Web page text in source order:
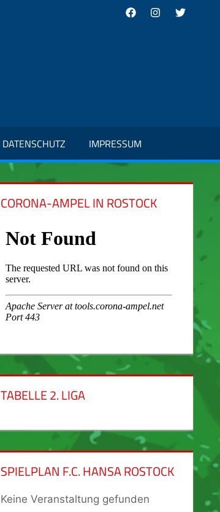
FacebookInstagram
Twitter
DATENSCHUTZ IMPRESSUM
CORONA-AMPEL IN ROSTOCK
TABELLE 2. LIGA
SPIELPLAN F.C. HANSA ROSTOCK
Keine Veranstaltung gefunden